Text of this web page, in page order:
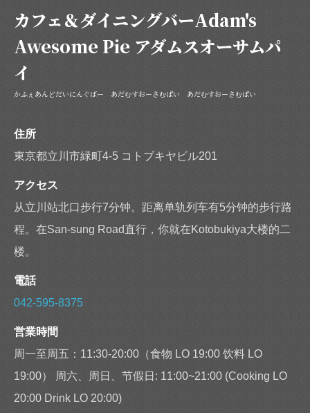
カフェ＆ダイニングバーAdam's
Awesome Pie アダムスオーサムパ
イ
かふぇあんどだいにんぐばー あだむすおーさむぱい あだむすおーさむぱい
住所
東京都立川市緑町4-5 コトブキヤビル201
アクセス
从立川站北口步行7分钟。距离单轨列车有5分钟的步行路
程。在San-sung Road直行，你就在Kotobukiya大楼的二
楼。
電話
042-595-8375
営業時間
周一至周五：11:30-20:00（食物 LO 19:00 饮料 LO
19:00） 周六、周日、节假日: 11:00~21:00 (Cooking LO
20:00 Drink LO 20:00)